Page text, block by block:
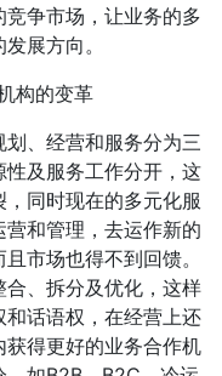
争市场，让业务的多
展方向。
构的变革
、经营和服务分为三
及服务工作分开，这
同时现在的多元化服
和管理，去运作新的
市场也得不到回馈。
、拆分及优化，这样
话语权，在经营上还
得更好的业务合作机